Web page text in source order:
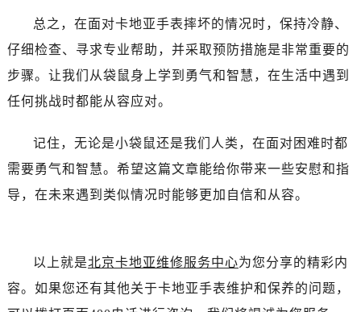
总之，在面对卡地亚手表摔坏的情况时，保持冷静、
仔细检查、寻求专业帮助，并采取预防措施是非常重要的
步骤。让我们从袋鼠身上学到勇气和智慧，在生活中遇到
任何挑战时都能从容应对。
记住，无论是小袋鼠还是我们人类，在面对困难时都
需要勇气和智慧。希望这篇文章能给你带来一些安慰和指
导，在未来遇到类似情况时能够更加自信和从容。
以上就是北京卡地亚维修服务中心为您分享的精彩内
容。如果您还有其他关于卡地亚手表维护和保养的问题，